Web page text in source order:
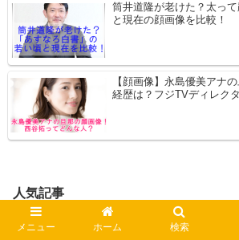
筒井道隆が老けた？太っ
と現在の顔画像を比較！
【顔画像】永島優美アナ
経歴は？フジTVディレク
人気記事
【画像】近藤真彦の嫁は
メニュー ホーム 検索